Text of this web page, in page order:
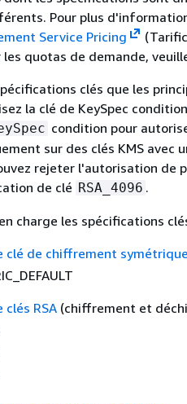
Pour plus
Service Pricing
quotas de demande,
clés que les
la clé de KeySpec condition
condition pour
sur des clés KMS avec
rejeter l'autorisation de
de clé RSA_4096 .
charge les spécifications
clé de chiffrement symétrique
RSA (chiffrement et